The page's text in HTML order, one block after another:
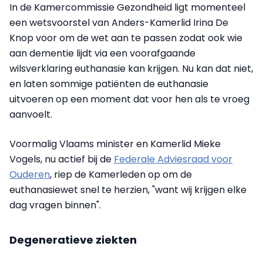
In de Kamercommissie Gezondheid ligt momenteel
een wetsvoorstel van Anders-Kamerlid Irina De
Knop voor om de wet aan te passen zodat ook wie
aan dementie lijdt via een voorafgaande
wilsverklaring euthanasie kan krijgen. Nu kan dat niet,
en laten sommige patiënten de euthanasie
uitvoeren op een moment dat voor hen als te vroeg
aanvoelt.
Voormalig Vlaams minister en Kamerlid Mieke
Vogels, nu actief bij de Federale Adviesraad voor
Ouderen, riep de Kamerleden op om de
euthanasiewet snel te herzien, "want wij krijgen elke
dag vragen binnen".
Degeneratieve ziekten